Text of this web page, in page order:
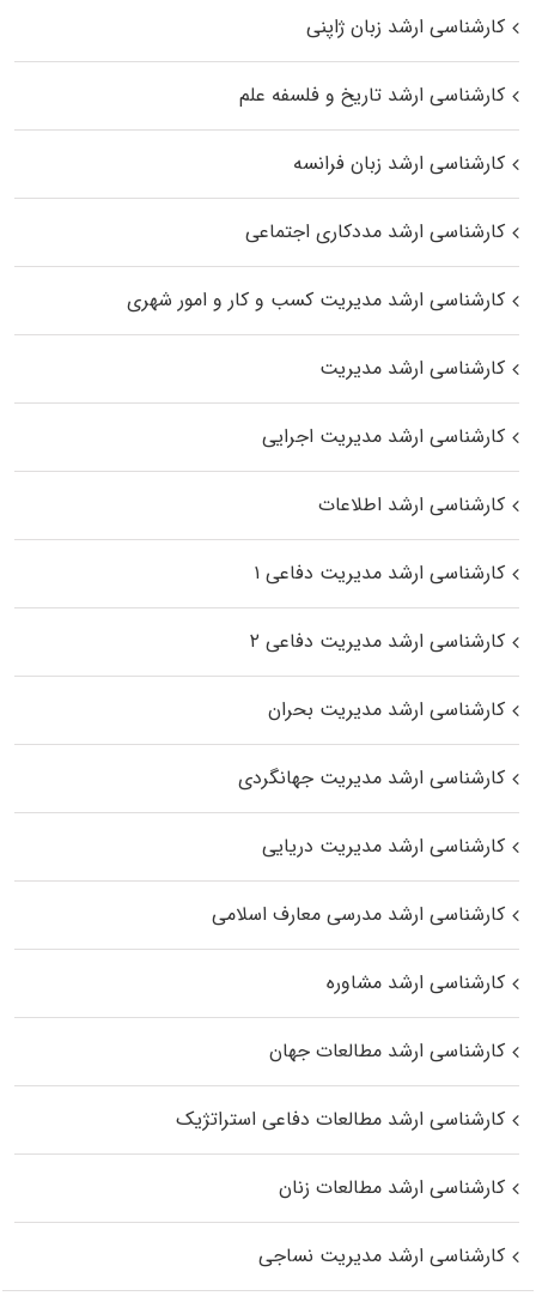
کارشناسی ارشد زبان ژاپنی
کارشناسی ارشد تاریخ و فلسفه علم
کارشناسی ارشد زبان فرانسه
کارشناسی ارشد مددکاری اجتماعی
کارشناسی ارشد مدیریت کسب و کار و امور شهری
کارشناسی ارشد مدیریت
کارشناسی ارشد مدیریت اجرایی
کارشناسی ارشد اطلاعات
کارشناسی ارشد مدیریت دفاعی ۱
کارشناسی ارشد مدیریت دفاعی ۲
کارشناسی ارشد مدیریت بحران
کارشناسی ارشد مدیریت جهانگردی
کارشناسی ارشد مدیریت دریایی
کارشناسی ارشد مدرسی معارف اسلامی
کارشناسی ارشد مشاوره
کارشناسی ارشد مطالعات جهان
کارشناسی ارشد مطالعات دفاعی استراتژیک
کارشناسی ارشد مطالعات زنان
کارشناسی ارشد مدیریت نساجی